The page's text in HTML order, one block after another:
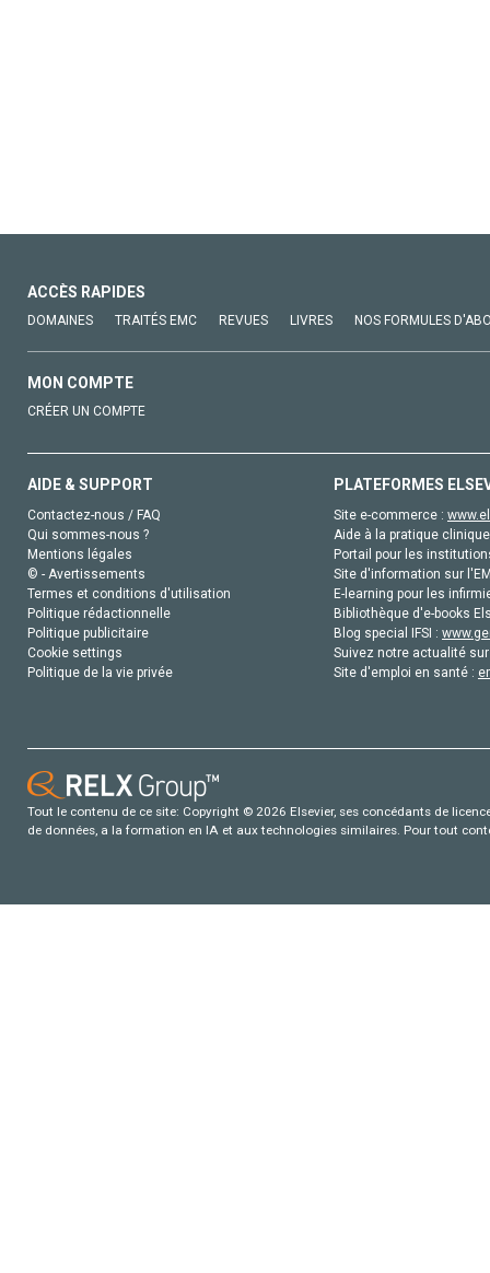
ACCÈS RAPIDES
DOMAINES TRAITÉS EMC REVUES LIVRES NOS FORMULES
MON COMPTE
CRÉER UN COMPTE
AIDE & SUPPORT
Contactez-nous / FAQ
Qui sommes-nous ?
Mentions légales
© - Avertissements
Termes et conditions d'utilisation
Politique rédactionnelle
Politique publicitaire
Cookie settings
Politique de la vie privée
PLATEFORMES
Site e-commerce :
Aide à la pratique
Portail pour les
Site d'information sur
E-learning pour les
Bibliothèque d'e-books
Blog special IFSI :
Suivez notre actualité
Site d'emploi en santé :
Tout le contenu de ce site: Copyright © 2026 Elsevier, ses concédants de
de données, a la formation en IA et aux technologies similaires. Pour tout